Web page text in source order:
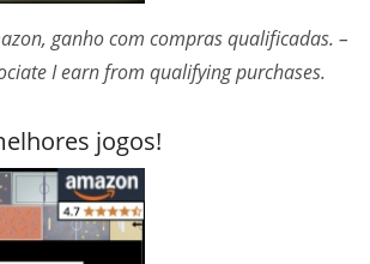
ganho com compras qualificadas. –
I earn from qualifying purchases.
jogos!